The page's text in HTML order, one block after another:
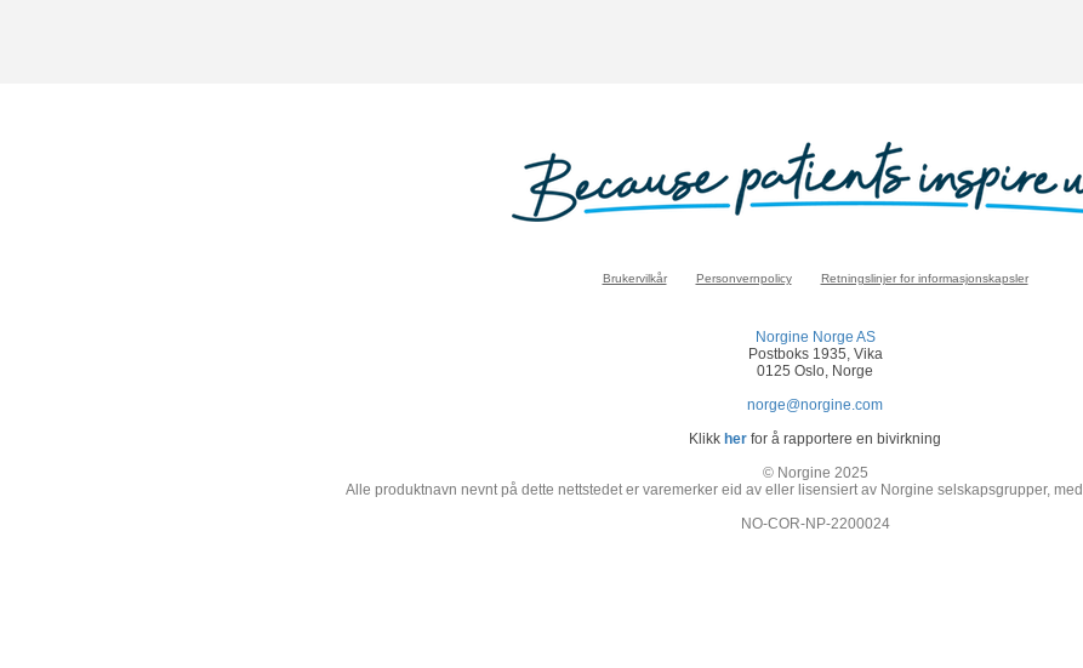
Brukervilkår Personvernpolicy Retningslinjer for informasjonskapsler
Norgine Norge AS
Postboks 1935, Vika
0125 Oslo, Norge
norge@norgine.com
Klikk her for å rapportere en bivirkning
© Norgine 2025
Alle produktnavn nevnt på dette nettstedet er varemerker eid av eller lisensiert av Norgine selskapsgrupper,
NO-COR-NP-2200024